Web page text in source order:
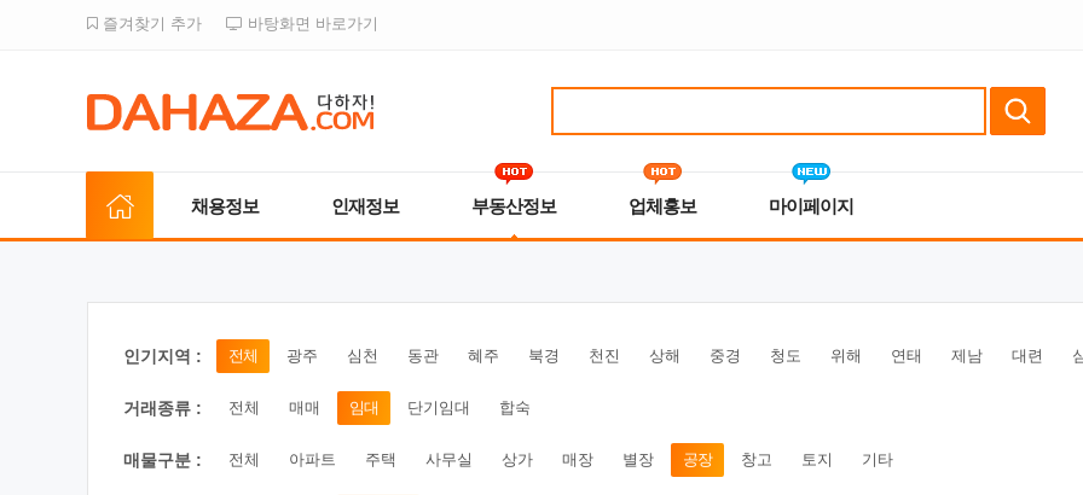
즐겨찾기 추가 바탕화면 바로가기
채용정보 인재정보 부동산정보 업체홍보 마이페이지
인기지역 : 전체 광주 심천 동관 혜주 북경 천진 상해 중경 청도 위해 연태 제남 대련
거래종류 : 전체 매매 임대 단기임대 합숙
매물구분 : 전체 아파트 주택 사무실 상가 매장 별장 공장 창고 토지 기타